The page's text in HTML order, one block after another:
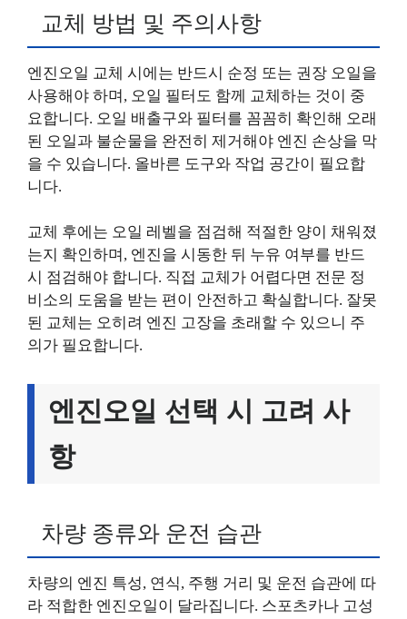
교체 방법 및 주의사항
엔진오일 교체 시에는 반드시 순정 또는 권장 오일을
사용해야 하며, 오일 필터도 함께 교체하는 것이 중
요합니다. 오일 배출구와 필터를 꼼꼼히 확인해 오래
된 오일과 불순물을 완전히 제거해야 엔진 손상을 막
을 수 있습니다. 올바른 도구와 작업 공간이 필요합
니다.
교체 후에는 오일 레벨을 점검해 적절한 양이 채워졌
는지 확인하며, 엔진을 시동한 뒤 누유 여부를 반드
시 점검해야 합니다. 직접 교체가 어렵다면 전문 정
비소의 도움을 받는 편이 안전하고 확실합니다. 잘못
된 교체는 오히려 엔진 고장을 초래할 수 있으니 주
의가 필요합니다.
엔진오일 선택 시 고려 사
항
차량 종류와 운전 습관
차량의 엔진 특성, 연식, 주행 거리 및 운전 습관에 따
라 적합한 엔진오일이 달라집니다. 스포츠카나 고성